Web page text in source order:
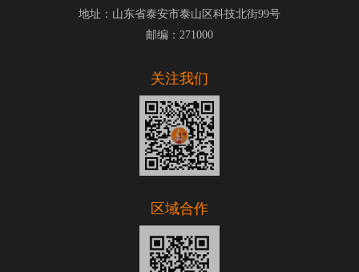
地址：山东省泰安市泰山区科技北街99号
邮编：271000
关注我们
区域合作